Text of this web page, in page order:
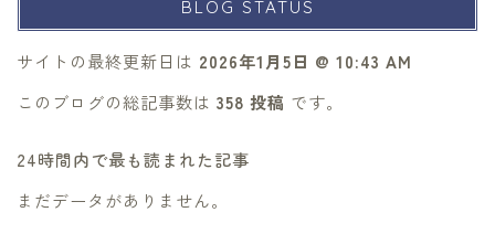
BLOG STATUS
サイトの最終更新日は 2026年1月5日 @ 10:43 AM
このブログの総記事数は 358 投稿 です。
24時間内で最も読まれた記事
まだデータがありません。